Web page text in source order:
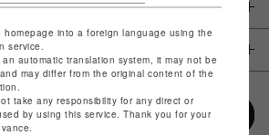
homepage into a foreign language using the
service.
automatic translation system, it may not be
may differ from the original content of the
take any responsibility for any direct or
by using this service. Thank you for your